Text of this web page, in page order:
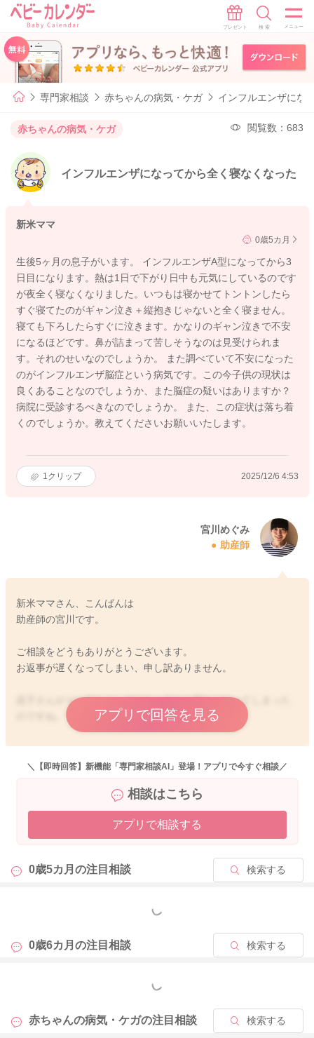
専門家相談 赤ちゃんの病気・ケガ インフルエンザにな
赤ちゃんの病気・ケガ 閲覧数：683
インフルエンザになってから全く寝なくなった
新米ママ
0歳5カ月
生後5ヶ月の息子がいます。 インフルエンザA型になってから3
日目になります。熱は1日で下がり日中も元気にしているのです
が夜全く寝なくなりました。いつもは寝かせてトントンしたら
すぐ寝てたのがギャン泣き＋縦抱きじゃないと全く寝ません。
寝ても下ろしたらすぐに泣きます。かなりのギャン泣きで不安
になるほどです。鼻が詰まって苦しそうなのは見受けられま
す。それのせいなのでしょうか。 また調べていて不安になった
のがインフルエンザ脳症という病気です。この今子供の現状は
良くあることなのでしょうか、また脳症の疑いはありますか？
病院に受診するべきなのでしょうか。 また、この症状は落ち着
くのでしょうか。教えてくださいお願いいたします。
1 クリップ 2025/12/6 4:53
宮川めぐみ
助産師
新米ママさん、こんばんは
助産師の宮川です。
ご相談をどうもありがとうございます。
お返事が遅くなってしまい、申し訳ありません。
息子さんがインフルエンザになってから寝なくなってしまった
鼻が詰まっているということで、息苦しさもあり、寝にくさを
感じているのかもしれませんね。
そしてお口で呼吸をしていることも増えているようでしたら、
お腹にガスが溜まっていて、より寝にくくなっていることもあ
してあげてもらうのもいいと思います。
ながら体を撫で下ろしてマッサージをしてあげてみるのもいい
そうするとリラックスが促されるようになりますので、寝つき
が良くなったり、眠りの質も良くなることがありますよ。
上記のことをお試しいただきつつ、様子を見てみていただけた
アプリで回答を見る
＼【即時回答】新機能「専門家相談AI」登場！アプリで今すぐ相談／
相談はこちら
アプリで相談する
0歳5カ月の注目相談 検索する
もっと見る
0歳6カ月の注目相談 検索する
もっと見る
赤ちゃんの病気・ケガの注目相談 検索する